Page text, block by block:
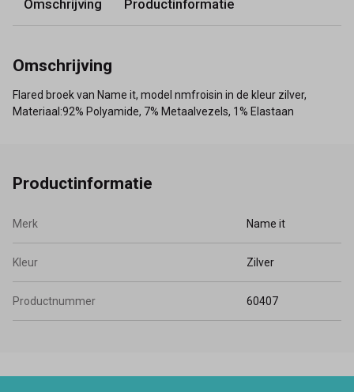
Omschrijving Productinformatie
Omschrijving
Flared broek van Name it, model nmfroisin in de kleur zilver,
Materiaal:92% Polyamide, 7% Metaalvezels, 1% Elastaan
Productinformatie
Merk Name it
Kleur Zilver
Productnummer 60407